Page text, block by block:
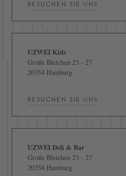
BESUCHEN SIE UNS
UZWEI Kids
Große Bleichen 23 - 27
20354 Hamburg
BESUCHEN SIE UNS
UZWEI Deli & Bar
Große Bleichen 23 - 27
20354 Hamburg